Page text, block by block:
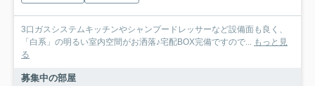
3口ガスシステムキッチンやシャンプードレッサーなど設備面も良く、
「白系」の明るい室内空間がお洒落♪宅配BOX完備ですので...
もっと見
る
募集中の部屋